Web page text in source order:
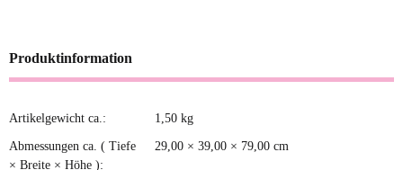
Produktinformation
Produkteigenschaft
Wert
Artikelgewicht ca.: 1,50 kg
Abmessungen ca. ( Tiefe
× Breite × Höhe ):
29,00 × 39,00 × 79,00 cm